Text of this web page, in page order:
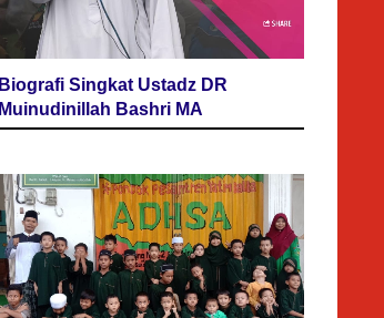
Biografi Singkat Ustadz DR
Muinudinillah Bashri MA